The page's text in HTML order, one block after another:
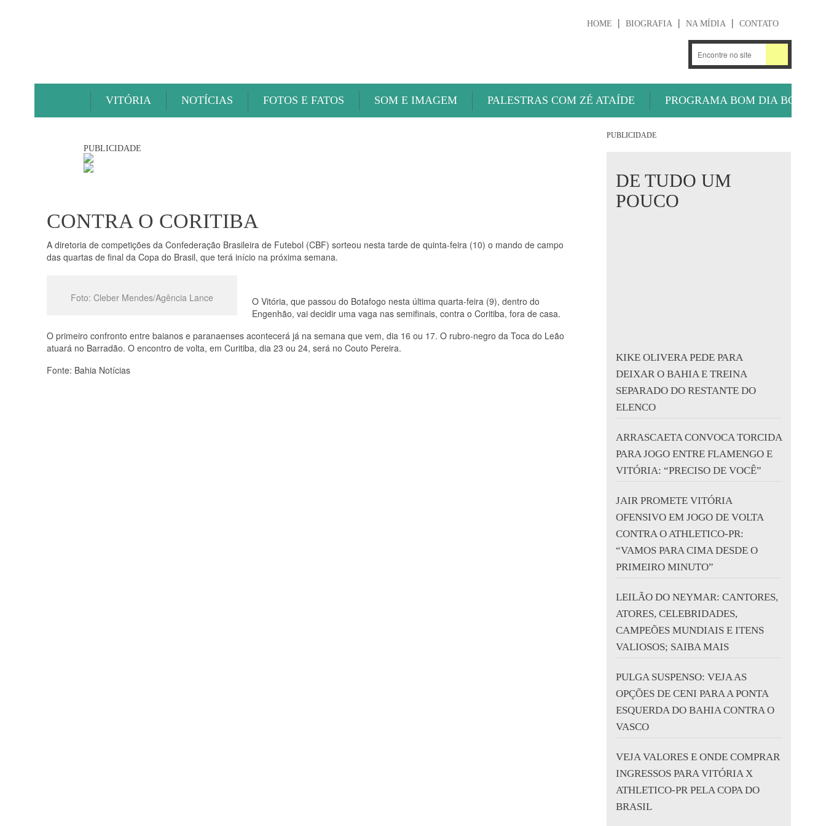
HOME BIOGRAFIA NA MÍDIA CONTATO
VITÓRIA NOTÍCIAS FOTOS E FATOS SOM E IMAGEM PALESTRAS COM ZÉ ATAÍDE PROGRAMA BOM DIA BOLA
PUBLICIDADE
CONTRA O CORITIBA
A diretoria de competições da Confederação Brasileira de Futebol (CBF) sorteou nesta tarde de quinta-feira (10) o mando de campo
das quartas de final da Copa do Brasil, que terá início na próxima semana.
Foto: Cleber Mendes/Agência Lance
O Vitória, que passou do Botafogo nesta última quarta-feira (9), dentro do
Engenhão, vai decidir uma vaga nas semifinais, contra o Coritiba, fora de casa.
O primeiro confronto entre baianos e paranaenses acontecerá já na semana que vem, dia 16 ou 17. O rubro-negro da Toca do Leão
atuará no Barradão. O encontro de volta, em Curitiba, dia 23 ou 24, será no Couto Pereira.
Fonte: Bahia Notícias
PUBLICIDADE
DE TUDO UM
POUCO
KIKE OLIVERA PEDE PARA
DEIXAR O BAHIA E TREINA
SEPARADO DO RESTANTE DO
ELENCO
ARRASCAETA CONVOCA TORCIDA
PARA JOGO ENTRE FLAMENGO E
VITÓRIA: “PRECISO DE VOCÊ”
JAIR PROMETE VITÓRIA
OFENSIVO EM JOGO DE VOLTA
CONTRA O ATHLETICO-PR:
“VAMOS PARA CIMA DESDE O
PRIMEIRO MINUTO”
LEILÃO DO NEYMAR: CANTORES,
ATORES, CELEBRIDADES,
CAMPEÕES MUNDIAIS E ITENS
VALIOSOS; SAIBA MAIS
PULGA SUSPENSO: VEJA AS
OPÇÕES DE CENI PARA A PONTA
ESQUERDA DO BAHIA CONTRA O
VASCO
VEJA VALORES E ONDE COMPRAR
INGRESSOS PARA VITÓRIA X
ATHLETICO-PR PELA COPA DO
BRASIL